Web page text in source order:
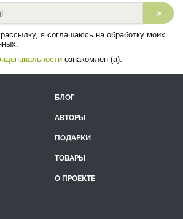
>
я соглашаюсь на обработку моих
ознакомлен (а).
БЛОГ
АВТОРЫ
ПОДАРКИ
ТОВАРЫ
О ПРОЕКТЕ